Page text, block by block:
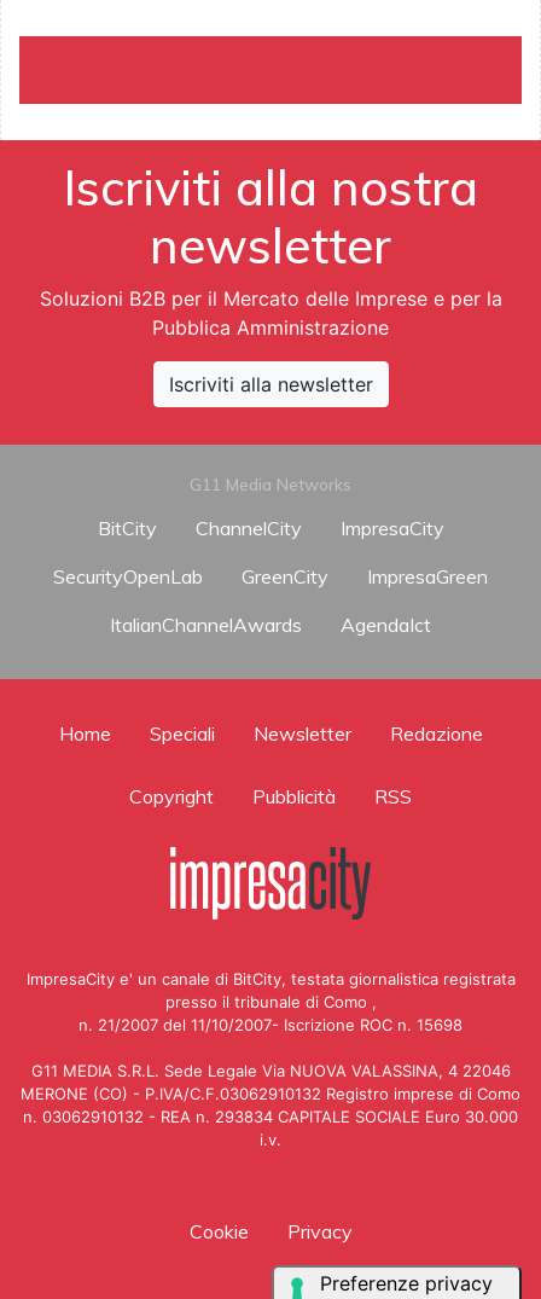
Iscriviti alla nostra
newsletter
Soluzioni B2B per il Mercato delle Imprese e per la
Pubblica Amministrazione
Iscriviti alla newsletter
G11 Media Networks
BitCity ChannelCity
ImpresaCity
SecurityOpenLab
GreenCity
ImpresaGreen
ItalianChannelAwards
AgendaIct
Home Speciali Newsletter Redazione
Copyright Pubblicità RSS
ImpresaCity e' un canale di BitCity, testata giornalistica registrata
presso il tribunale di Como ,
n. 21/2007 del 11/10/2007- Iscrizione ROC n. 15698
G11 MEDIA S.R.L. Sede Legale Via NUOVA VALASSINA, 4 22046
MERONE (CO) - P.IVA/C.F.03062910132 Registro imprese di Como
n. 03062910132 - REA n. 293834 CAPITALE SOCIALE Euro 30.000
i.v.
Cookie Privacy